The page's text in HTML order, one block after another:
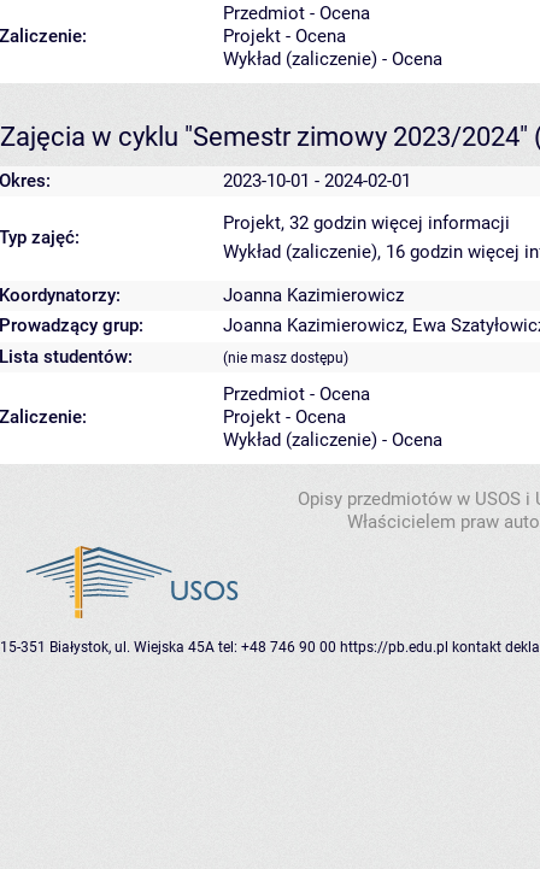
Zaliczenie:
Przedmiot - Ocena
Projekt - Ocena
Wykład (zaliczenie) - Ocena
Zajęcia w cyklu "Semestr zimowy 2023/2024"
Okres: 2023-10-01 - 2024-02-01
Typ zajęć:
Projekt, 32 godzin więcej informacji
Wykład (zaliczenie), 16 godzin więcej
Koordynatorzy:
Joanna Kazimierowicz
Prowadzący grup:
Joanna Kazimierowicz, Ewa
Lista studentów:
(nie masz dostępu)
Zaliczenie:
Przedmiot - Ocena
Projekt - Ocena
Wykład (zaliczenie) - Ocena
Opisy przedmiotów w USOS
Właścicielem praw
15-351 Białystok, ul. Wiejska 45A tel: +48 746 90 00 https://pb.edu.pl kontakt